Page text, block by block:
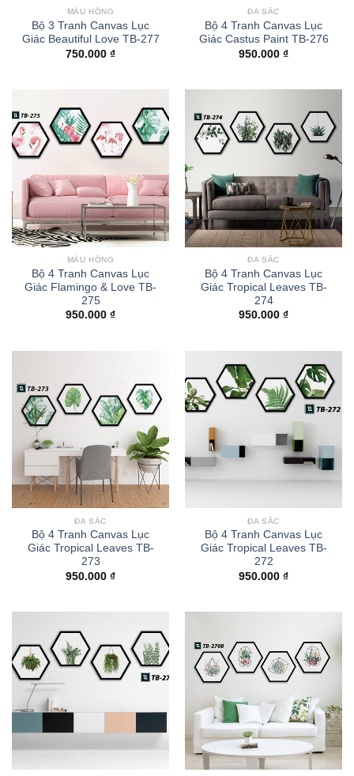
MÀU HỒNG
Bộ 3 Tranh Canvas Lục
Giác Beautiful Love TB-277
750.000 ₫
ĐA SẮC
Bộ 4 Tranh Canvas Lục
Giác Castus Paint TB-276
950.000 ₫
MÀU HỒNG
Bộ 4 Tranh Canvas Lục
Giác Flamingo & Love TB-
275
950.000 ₫
ĐA SẮC
Bộ 4 Tranh Canvas Lục
Giác Tropical Leaves TB-
274
950.000 ₫
ĐA SẮC
Bộ 4 Tranh Canvas Lục
Giác Tropical Leaves TB-
273
950.000 ₫
ĐA SẮC
Bộ 4 Tranh Canvas Lục
Giác Tropical Leaves TB-
272
950.000 ₫